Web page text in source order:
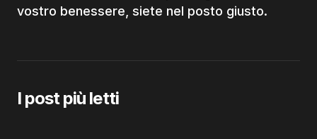
vostro benessere, siete nel posto giusto.
I post più letti